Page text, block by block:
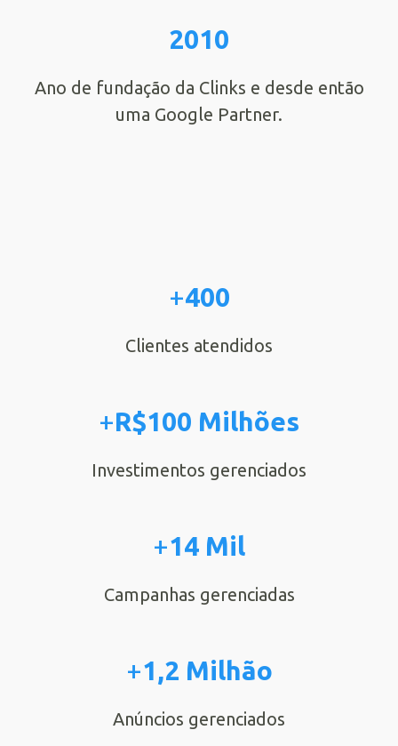
2010
Ano de fundação da Clinks e desde então
uma Google Partner.
+400
Clientes atendidos
+R$100 Milhões
Investimentos gerenciados
+14 Mil
Campanhas gerenciadas
+1,2 Milhão
Anúncios gerenciados